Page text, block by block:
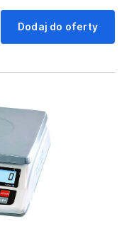
Dodaj do oferty